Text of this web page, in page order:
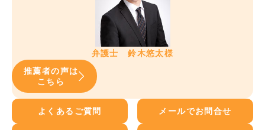
弁護士 鈴木悠太様
推薦者の声は
こちら
よくあるご質問 メールでお問合せ